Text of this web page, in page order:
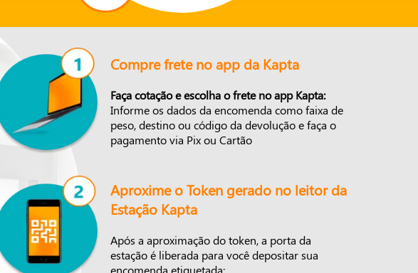
Compre frete no app da Kapta
Faça cotação e escolha o frete no app Kapta:
Informe os dados da encomenda como faixa de
peso, destino ou código da devolução e faça o
pagamento via Pix ou Cartão
Aproxime o Token gerado no leitor da
Estação Kapta
Após a aproximação do token, a porta da
estação é liberada para você depositar sua